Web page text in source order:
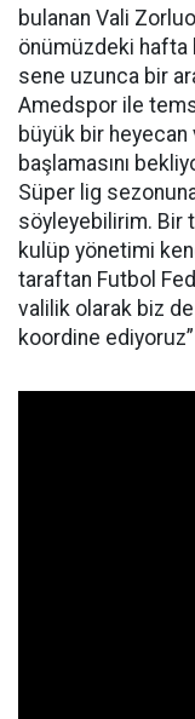
bulanan Vali
önümüzdeki hafta
sene uzunca bir
Amedspor ile
büyük bir heyecan
başlamasını
Süper lig sezonuna
söyleyebilirim. Bir
kulüp yönetimi
taraftan Futbol
valilik olarak biz
koordine